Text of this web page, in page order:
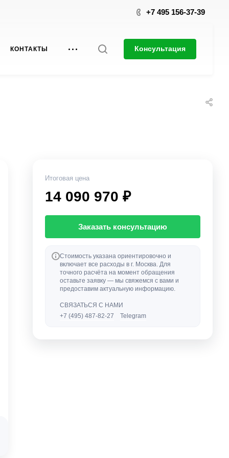
+7 495 156-37-39
КОНТАКТЫ Консультация
Итоговая цена
14 090 970 ₽
Заказать консультацию
Стоимость указана ориентировочно и
включает все расходы в г. Москва. Для
точного расчёта на момент обращения
оставьте заявку — мы свяжемся с вами и
предоставим актуальную информацию.
СВЯЗАТЬСЯ С НАМИ
+7 (495) 487-82-27
Telegram